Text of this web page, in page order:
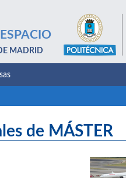
MADRID
de MÁSTER